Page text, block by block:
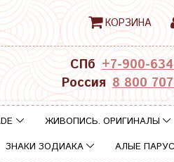
КОРЗИНА
СПб +7-900-
Россия 8 800
ЖИВОПИСЬ. ОРИГИНАЛЫ
ЗНАКИ ЗОДИАКА АЛЫЕ